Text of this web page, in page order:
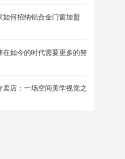
如何招纳铝合金门窗加盟
在如今的时代需要更多的努
卖店：一场空间美学视觉之